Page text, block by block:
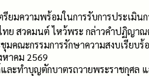
มความพร้อมในการรับการประเมิน
ทย สวดมนต์ ไหว้พระ กล่าวคำปฏิญ
คณะกรรมการรักษาความสงบเรียบ
หาคม 2569
ะทำบุญตักบาตรถวายพระราชกุศล